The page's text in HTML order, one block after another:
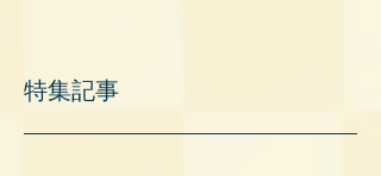
特集記事